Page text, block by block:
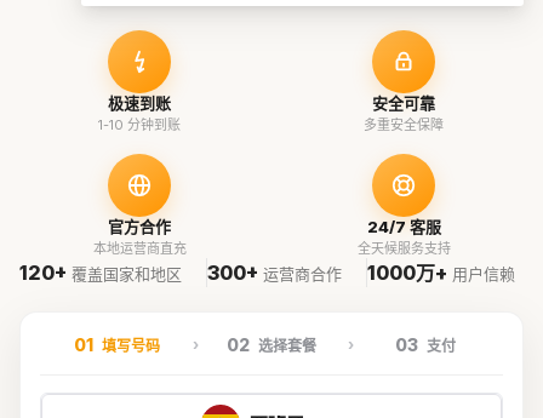
极速到账
1-10 分钟到账
安全可靠
多重安全保障
官方合作
本地运营商直充
24/7 客服
全天候服务支持
120+ 覆盖国家和地区 300+ 运营商合作 1000万+ 用户信赖
01 填写号码 02 选择套餐 03 支付